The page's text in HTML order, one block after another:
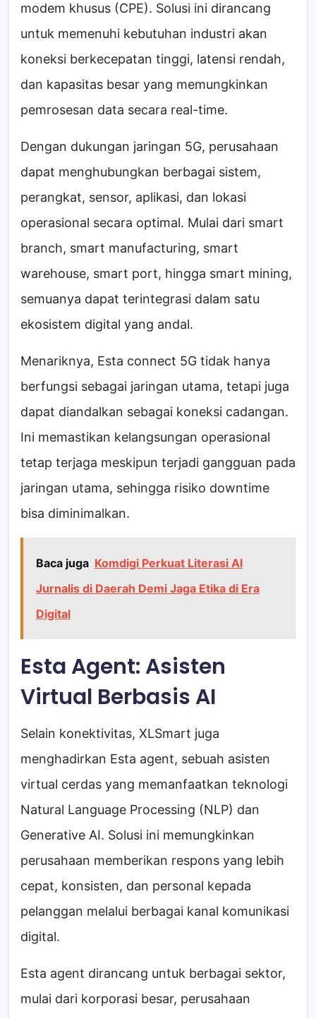
modem khusus (CPE). Solusi ini dirancang
untuk memenuhi kebutuhan industri akan
koneksi berkecepatan tinggi, latensi rendah,
dan kapasitas besar yang memungkinkan
pemrosesan data secara real-time.
Dengan dukungan jaringan 5G, perusahaan
dapat menghubungkan berbagai sistem,
perangkat, sensor, aplikasi, dan lokasi
operasional secara optimal. Mulai dari smart
branch, smart manufacturing, smart
warehouse, smart port, hingga smart mining,
semuanya dapat terintegrasi dalam satu
ekosistem digital yang andal.
Menariknya, Esta connect 5G tidak hanya
berfungsi sebagai jaringan utama, tetapi juga
dapat diandalkan sebagai koneksi cadangan.
Ini memastikan kelangsungan operasional
tetap terjaga meskipun terjadi gangguan pada
jaringan utama, sehingga risiko downtime
bisa diminimalkan.
Baca juga Komdigi Perkuat Literasi AI
Jurnalis di Daerah Demi Jaga Etika di Era
Digital
Esta Agent: Asisten
Virtual Berbasis AI
Selain konektivitas, XLSmart juga
menghadirkan Esta agent, sebuah asisten
virtual cerdas yang memanfaatkan teknologi
Natural Language Processing (NLP) dan
Generative AI. Solusi ini memungkinkan
perusahaan memberikan respons yang lebih
cepat, konsisten, dan personal kepada
pelanggan melalui berbagai kanal komunikasi
digital.
Esta agent dirancang untuk berbagai sektor,
mulai dari korporasi besar, perusahaan